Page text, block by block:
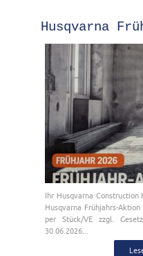
Husqvarna
Ihr Husqvarna
Husqvarna Frühjahrs-
per Stück/VE zzgl.
30.06.2026...